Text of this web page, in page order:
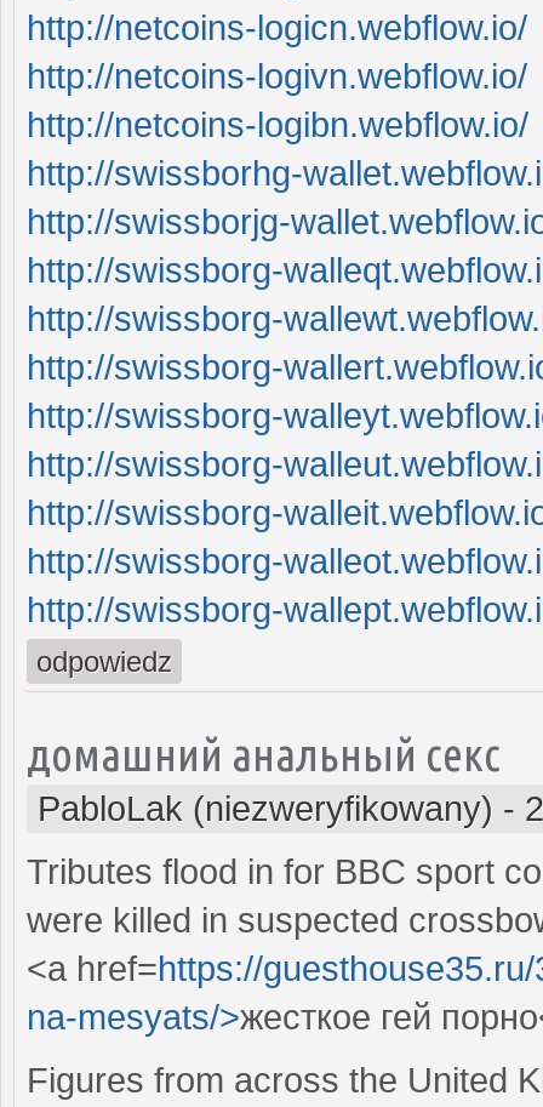
http://netcoins-logicn.webflow.io/
http://netcoins-logivn.webflow.io/
http://netcoins-logibn.webflow.io/
http://swissborhg-
http://swissborjg-
http://swissborg-
http://swissborg-
http://swissborg-
http://swissborg-
http://swissborg-
http://swissborg-
http://swissborg-
http://swissborg-
odpowiedz
домашний анальный секс
PabloLak (niezweryfikowany) -
Tributes flood in for BBC sport
were killed in suspected
<a href=https://
na-mesyats/>жесткое гей
Figures from across the United